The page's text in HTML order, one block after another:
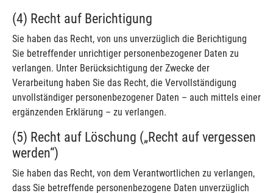
(4) Recht auf Berichtigung
Sie haben das Recht, von uns unverzüglich die Berichtigung
Sie betreffender unrichtiger personenbezogener Daten zu
verlangen. Unter Berücksichtigung der Zwecke der
Verarbeitung haben Sie das Recht, die Vervollständigung
unvollständiger personenbezogener Daten – auch mittels einer
ergänzenden Erklärung – zu verlangen.
(5) Recht auf Löschung („Recht auf vergessen
werden“)
Sie haben das Recht, von dem Verantwortlichen zu verlangen,
dass Sie betreffende personenbezogene Daten unverzüglich